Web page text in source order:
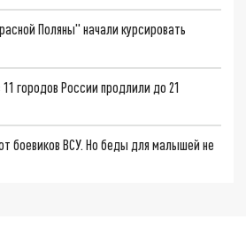
Поляны" начали курсировать
городов России продлили до 21
боевиков ВСУ. Но беды для малышей не